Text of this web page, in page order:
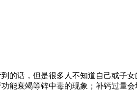
话，但是很多人不知道自己或子
能衰竭等锌中毒的现象；补钙过量